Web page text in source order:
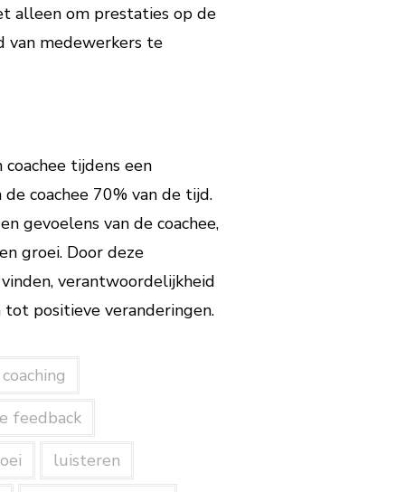
alleen om prestaties op de
van medewerkers te
tijdens een
coachee 70% van de tijd.
gevoelens van de coachee,
groei. Door deze
verantwoordelijkheid
positieve veranderingen.
coaching
feedback
luisteren